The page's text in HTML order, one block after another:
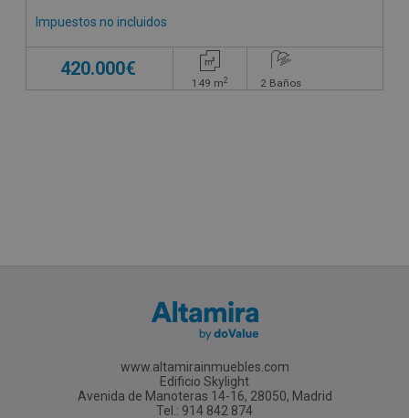
Impuestos no incluidos
420.000€
149 m2 2 Baños
www.altamirainmuebles.com
Edificio Skylight
Avenida de Manoteras 14-16, 28050, Madrid
Tel.: 914 842 874